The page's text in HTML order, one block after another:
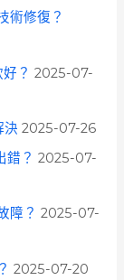
術修復？
？ 2025-07-
決 2025-07-26
錯？ 2025-07-
障？ 2025-07-
2025-07-20